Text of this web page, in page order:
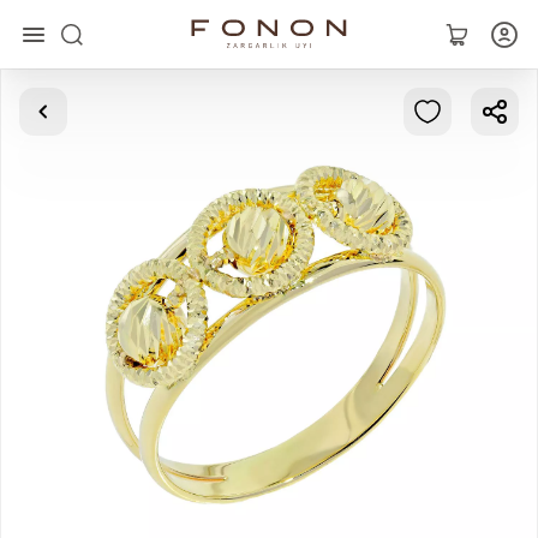
Главная
Браслеты